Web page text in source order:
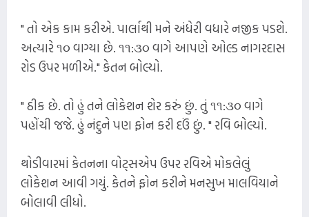
" તો એક કામ કરીએ. પાર્લાથી મને અંધેરી વધારે નજીક પડશે.
અત્યારે ૧૦ વાગ્યા છે. ૧૧:૩૦ વાગે આપણે ઓલ્ડ નાગરદાસ
રોડ ઉપર મળીએ." કેતન બોલ્યો.
" ઠીક છે. તો હું તને લોકેશન શેર કરું છું. તું ૧૧:૩૦ વાગે
પહોંચી જજે. હું નંદુને પણ ફોન કરી દઉં છું. " રવિ બોલ્યો.
થોડીવારમાં કેતનના વોટ્સએપ ઉપર રવિએ મોકલેલું
લોકેશન આવી ગયું. કેતને ફોન કરીને મનસુખ માલવિયાને
બોલાવી લીધો.